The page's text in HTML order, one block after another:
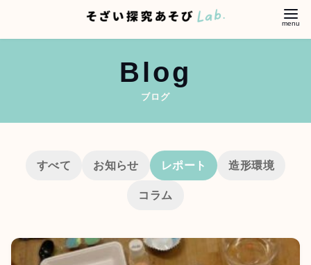
ツ
Blog
すべて お知らせ レポート 造形環境
コラム